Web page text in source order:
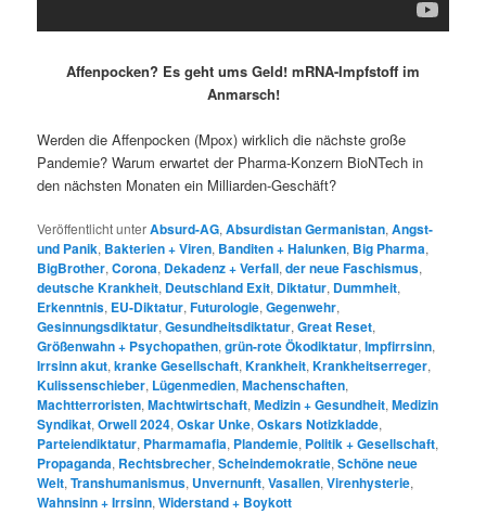
Affenpocken? Es geht ums Geld! mRNA-Impfstoff im
Anmarsch!
Werden die Affenpocken (Mpox) wirklich die nächste große
Pandemie? Warum erwartet der Pharma-Konzern BioNTech in
den nächsten Monaten ein Milliarden-Geschäft?
Veröffentlicht unterAbsurd-AG,Absurdistan Germanistan,Angst-
und Panik, Bakterien + Viren, Banditen + Halunken, Big Pharma,
BigBrother,Corona, Dekadenz + Verfall,der neue Faschismus,
deutsche Krankheit, Deutschland Exit, Diktatur, Dummheit,
Erkenntnis, EU-Diktatur,Futurologie,Gegenwehr,
Gesinnungsdiktatur,Gesundheitsdiktatur,Great Reset,
Größenwahn + Psychopathen,grün-rote Ökodiktatur,Impfirrsinn,
Irrsinn akut,kranke Gesellschaft,Krankheit,Krankheitserreger,
Kulissenschieber, Lügenmedien,Machenschaften,
Machtterroristen,Machtwirtschaft,Medizin + Gesundheit,Medizin
Syndikat,Orwell 2024,Oskar Unke,Oskars Notizkladde,
Parteiendiktatur, Pharmamafia, Plandemie, Politik + Gesellschaft,
Propaganda, Rechtsbrecher,Scheindemokratie,Schöne neue
Welt,Transhumanismus, Unvernunft,Vasallen,Virenhysterie,
Wahnsinn + Irrsinn,Widerstand + Boykott